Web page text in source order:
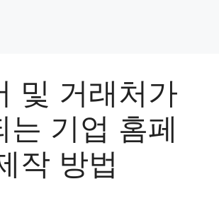
및 거래처가
는 기업 홈페
작 방법